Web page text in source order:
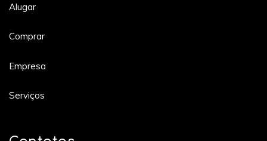
Alugar
Comprar
Empresa
Serviços